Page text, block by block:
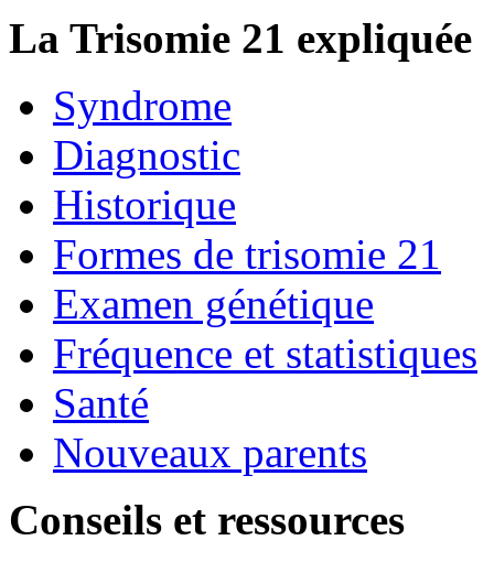
La Trisomie 21 expliquée
Syndrome
Diagnostic
Historique
Formes de trisomie 21
Examen génétique
Fréquence et statistiques
Santé
Nouveaux parents
Conseils et ressources